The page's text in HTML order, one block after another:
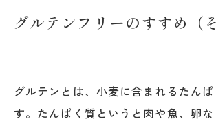
グルテンフリーのすすめ（
グルテンとは、小麦に含まれるたん
す。たんぱく質というと肉や魚、卵